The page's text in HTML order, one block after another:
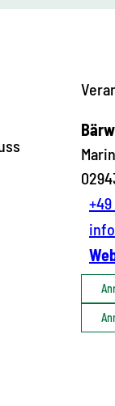
+49